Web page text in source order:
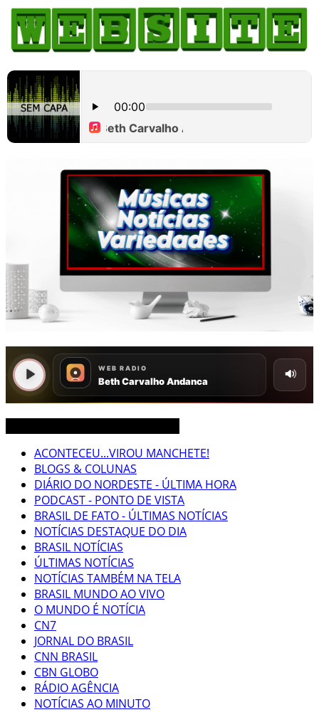
ACONTECEU...VIROU MANCHETE!
BLOGS & COLUNAS
DIÁRIO DO NORDESTE - ÚLTIMA HORA
PODCAST - PONTO DE VISTA
BRASIL DE FATO - ÚLTIMAS NOTÍCIAS
NOTÍCIAS DESTAQUE DO DIA
BRASIL NOTÍCIAS
ÚLTIMAS NOTÍCIAS
NOTÍCIAS TAMBÉM NA TELA
BRASIL MUNDO AO VIVO
O MUNDO É NOTÍCIA
CN7
JORNAL DO BRASIL
CNN BRASIL
CBN GLOBO
RÁDIO AGÊNCIA
NOTÍCIAS AO MINUTO